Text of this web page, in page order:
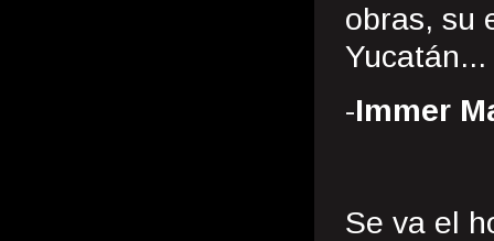
obras, su
-Immer
Se va el